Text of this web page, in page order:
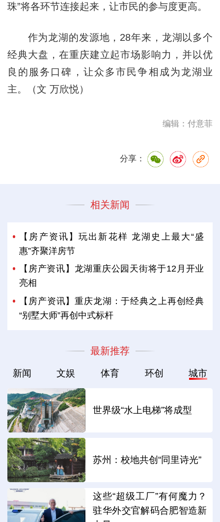
珠”将各环节连接起来，让市民的参与度更高。
作为龙湖的发源地，28年来，龙湖以多个
经典大盘，在重庆建立起市场影响力，并以优
良的服务口碑，让众多市民争相成为龙湖业
主。（文 万欣悦）
编辑：付意菲
分享：
相关新闻
【房产资讯】玩出新花样 龙湖史上最大“盛
惠”齐聚洋房节
【房产资讯】龙湖重庆公园天街将于12月开业
亮相
【房产资讯】重庆龙湖：于经典之上再创经典
“别墅大师”再创中式标杆
最新推荐
新闻 文娱 体育 环创 城市
世界级“水上电梯”将成型
苏州：校地共创“同里诗光”
这些“超级工厂”有何魔力？
驻华外交官解码合肥智造新